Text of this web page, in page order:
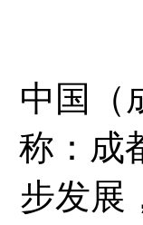
中国（
称：成
步发展